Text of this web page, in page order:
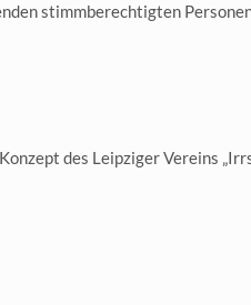
stimmberechtigten
des Leipziger Vereins